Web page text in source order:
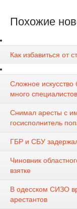
Похожие
Как избавиться от
Сложное
много
Снимал аресты с
госисполнитель
ГБР и СБУ
Чиновник
взятке
В одесском СИЗО
арестантов